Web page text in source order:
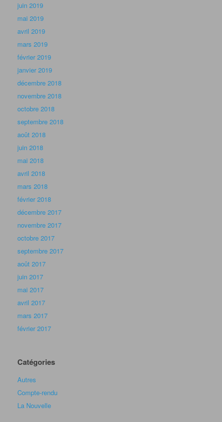
juin 2019
mai 2019
avril 2019
mars 2019
février 2019
janvier 2019
décembre 2018
novembre 2018
octobre 2018
septembre 2018
août 2018
juin 2018
mai 2018
avril 2018
mars 2018
février 2018
décembre 2017
novembre 2017
octobre 2017
septembre 2017
août 2017
juin 2017
mai 2017
avril 2017
mars 2017
février 2017
Catégories
Autres
Compte-rendu
La Nouvelle